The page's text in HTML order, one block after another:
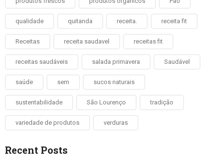
qualidade quitanda receita. receita fit
Receitas receita saudavel receitas fit
receitas saudáveis salada primavera Saudável
saúde sem sucos naturais
sustentabilidade São Lourenço tradição
variedade de produtos verduras
Recent Posts